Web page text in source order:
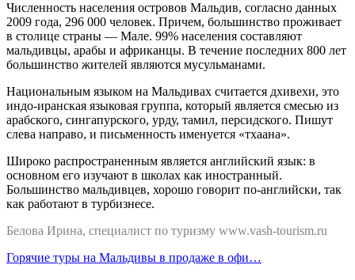
Численность населения островов Мальдив, согласно данных
2009 года, 296 000 человек. Причем, большинство проживает
в столице страны — Мале. 99% населения составляют
мальдивцы, арабы и африканцы. В течение последних 800 лет
большинство жителей являются мусульманами.
Национальным языком на Мальдивах считается дхивехи, это
индо-иранская языковая группа, который является смесью из
арабского, сингапурского, урду, тамил, персидского. Пишут
слева направо, и письменность именуется «тхаана».
Широко распространенным является английский язык: в
основном его изучают в школах как иностранный.
Большинство мальдивцев, хорошо говорит по-английски, так
как работают в турбизнесе.
Белова Ирина, специалист по туризму www.vash-tourism.ru
Горячие туры на Мальдивы в продаже в офи…